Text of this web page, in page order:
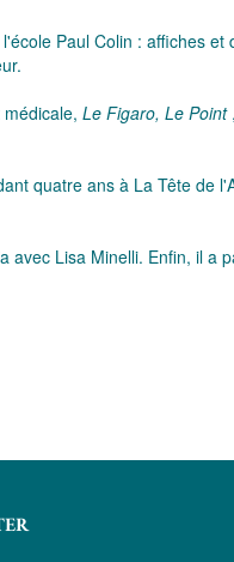
Paul Colin : affiches
Le Figaro, Le Point
quatre ans à La Tête de
Lisa Minelli. Enfin, il a